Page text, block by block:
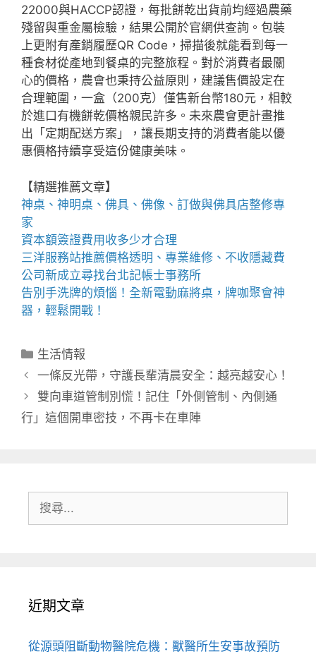
22000與HACCP認證，每批餅乾出貨前均經過農藥
殘留與重金屬檢驗，結果公開於官網供查詢。包裝
上更附有產銷履歷QR Code，掃描後就能看到每一
種食材從產地到餐桌的完整旅程。對於消費者最關
心的價格，農會也秉持公益原則，建議售價設定在
合理範圍，一盒（200克）僅售新台幣180元，相較
於進口有機餅乾價格親民許多。未來農會更計畫推
出「定期配送方案」，讓長期支持的消費者能以優
惠價格持續享受這份健康美味。
【精選推薦文章】
神桌、 神明桌 、 佛具 、佛像、訂做與佛具店整修專
家
資本額簽證費用收多少才合理
三洋服務站推薦價格透明、專業維修、不收隱藏費
公司新成立尋找台北記帳士事務所
告別手洗牌的煩惱！全新電動麻將桌 ，牌咖聚會神
器，輕鬆開戰！
分
生活情報
一條反光帶，守護長輩清晨安全：越亮越安心！
雙向車道管制別慌！記住「外側管制、內側通
行」這個開車密技，不再卡在車陣
尋:
近期文章
從源頭阻斷動物醫院危機：獸醫所生安事故預防